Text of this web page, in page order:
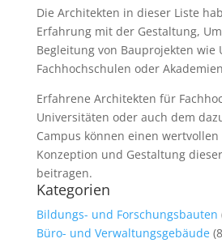
Die Architekten in dieser Liste
Erfahrung mit der Gestaltung,
Begleitung von Bauprojekten wie
Fachhochschulen oder
Erfahrene Architekten für
Universitäten oder auch dem
Campus können einen
Konzeption und Gestaltung
beitragen.
Kategorien
Bildungs- und Forschungsbauten
Büro- und Verwaltungsgebäude